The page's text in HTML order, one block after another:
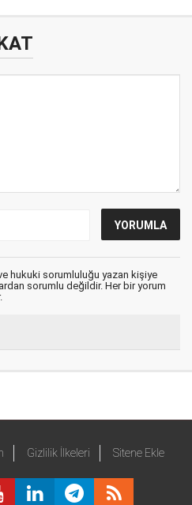
hukuki sorumluluğu yazan kişiye
sorumlu değildir. Her bir yorum
Gizlilik İlkeleri Sitene Ekle